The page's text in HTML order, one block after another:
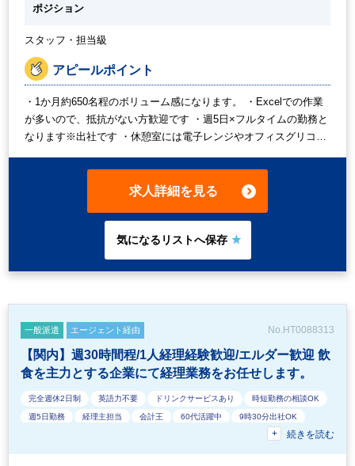
ポジション
スタッフ・担当級
アピールポイント
・1か月約650名程のボリューム感になります。 ・Excelでの作業
が多いので、抵抗がない方歓迎です ・週5日×フルタイムの勤務と
なります※出社です ・休憩室には電子レンジやオフィスグリコ、
求人詳細を見る
一般派遣 エージェント経由 No.HT0088313
【関内】週30時間程/1人経理経験歓迎/エルダー歓迎 飲
食を主力とする企業にて経理業務をお任せします。
完全週休2日制 英語力不要 ドリンクサービスあり 時短勤務の相談OK
週5日勤務 経理主担当 会計王 60代活躍中 9時30分出社OK
残業なし
10時以降出社OK 残業少なめ 40代活躍中 1日7時間未満勤務OK
続きを読む